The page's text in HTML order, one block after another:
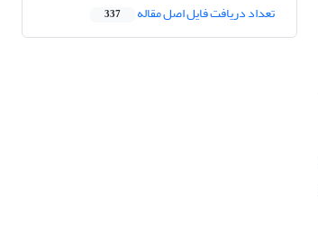
تعداد دریافت فایل اصل مقاله 337